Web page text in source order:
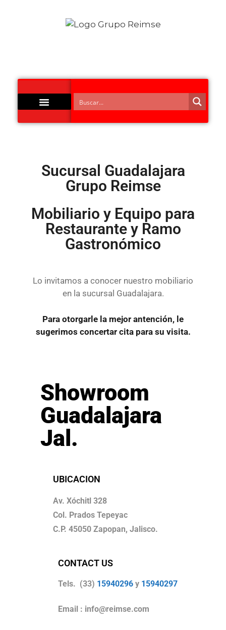
Sucursal Guadalajara
Grupo Reimse
Mobiliario y Equipo para
Restaurante y Ramo
Gastronómico
Lo invitamos a conocer nuestro mobiliario
en la sucursal Guadalajara.
Para otorgarle la mejor antención, le
sugerimos concertar cita para su visita.
Showroom
Guadalajara
Jal.
UBICACION
Av. Xóchitl 328
Col. Prados Tepeyac
C.P. 45050 Zapopan, Jalisco.
CONTACT US
Tels. (33) 15940296 y 15940297
Email : info@reimse.com